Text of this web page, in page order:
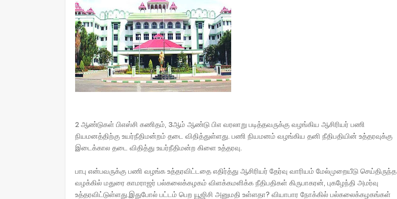
2 ஆண்டுகள் பிஎஸ்சி கணிதம், 3ஆம் ஆண்டு பிஎ வரலாறு படித்தவருக்கு வழங்கிய ஆசிரியர் பணி
நியமனத்திற்கு உயர்நீதிமன்றம் தடை விதித்துள்ளது. பணி நியமனம் வழங்கிய தனி நீதிபதியின் உத்தரவுக்கு
இடைக்கால தடை விதித்து உயர்நீதிமன்ற கிளை உத்தரவு.
பாபு என்பவருக்கு பணி வழங்க உத்தரவிட்டதை எதிர்த்து ஆசிரியர் தேர்வு வாரியம் மேல்முறையீடு செய்திருந்த
வழக்கில் மதுரை காமராஜர் பல்கலைக்கழகம் விளக்கமளிக்க நீதிபதிகள் கிருபாகரன், புகழேந்தி அமர்வு
உத்தரவிட்டுள்ளது.இதுபோல் பட்டம் பெற யூஜிசி அனுமதி உள்ளதா? வியாபார நோக்கில் பல்கலைக்கழகங்கள்